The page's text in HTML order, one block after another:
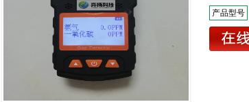
产品型号